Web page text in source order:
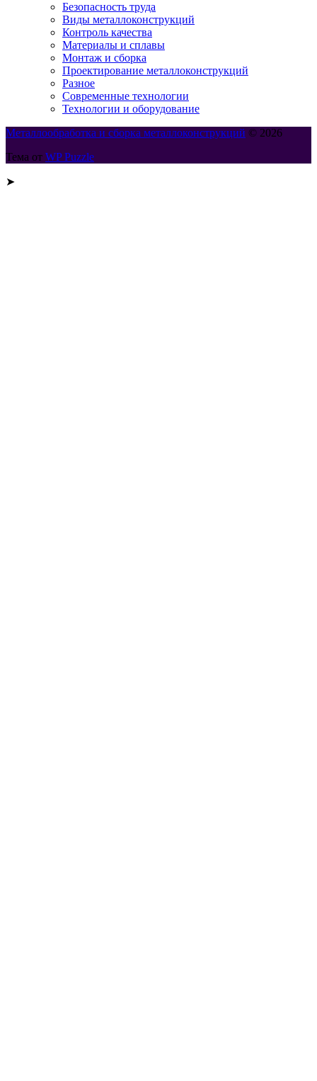
Безопасность труда
Виды металлоконструкций
Контроль качества
Материалы и сплавы
Монтаж и сборка
Проектирование металлоконструкций
Разное
Современные технологии
Технологии и оборудование
Металлообработка и сборка металлоконструкций © 2026
Тема от WP Puzzle
➤